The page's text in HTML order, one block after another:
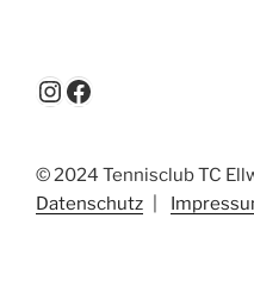
Instagram
Facebook
© 2024 Tennisclub TC
Datenschutz